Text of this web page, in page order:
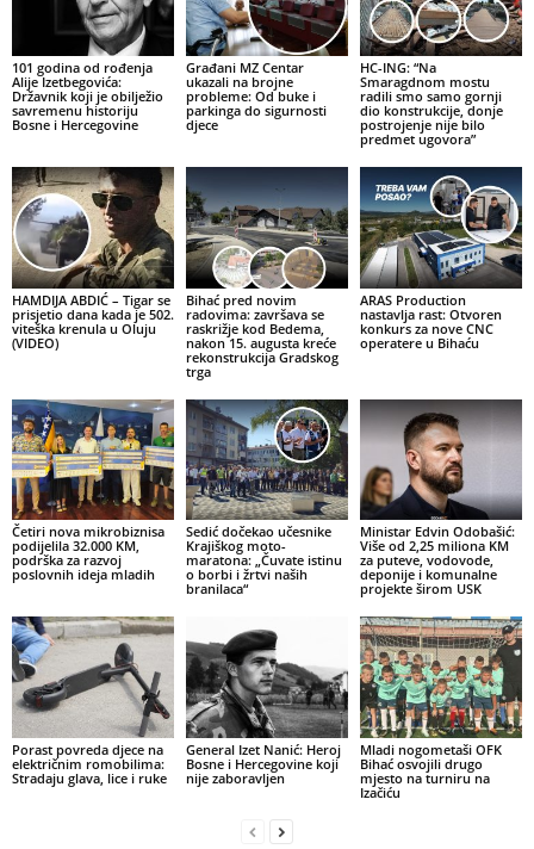
101 godina od rođenja
Alije Izetbegovića:
Državnik koji je obilježio
savremenu historiju
Bosne i Hercegovine
Građani MZ Centar
ukazali na brojne
probleme: Od buke i
parkinga do sigurnosti
djece
HC-ING: “Na
Smaragdnom mostu
radili smo samo gornji
dio konstrukcije, donje
postrojenje nije bilo
predmet ugovora”
HAMDIJA ABDIĆ – Tigar se
prisjetio dana kada je 502.
viteška krenula u Oluju
(VIDEO)
Bihać pred novim
radovima: završava se
raskrižje kod Bedema,
nakon 15. augusta kreće
rekonstrukcija Gradskog
trga
ARAS Production
nastavlja rast: Otvoren
konkurs za nove CNC
operatere u Bihaću
Četiri nova mikrobiznisa
podijelila 32.000 KM,
podrška za razvoj
poslovnih ideja mladih
Sedić dočekao učesnike
Krajiškog moto-
maratona: „Čuvate istinu
o borbi i žrtvi naših
branilaca“
Ministar Edvin Odobašić:
Više od 2,25 miliona KM
za puteve, vodovode,
deponije i komunalne
projekte širom USK
Porast povreda djece na
električnim romobilima:
Stradaju glava, lice i ruke
General Izet Nanić: Heroj
Bosne i Hercegovine koji
nije zaboravljen
Mladi nogometaši OFK
Bihać osvojili drugo
mjesto na turniru na
Izačiću